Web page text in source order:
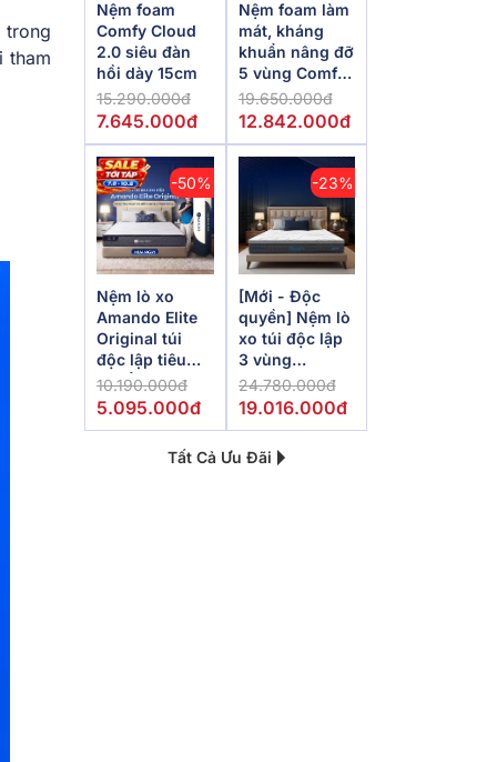
trong
tham
Nệm foam
Comfy Cloud
2.0 siêu đàn
hồi dày 15cm
15.290.000đ
7.645.000đ
Nệm foam làm
mát, kháng
khuẩn nâng đỡ
5 vùng Comfy
Lux 1.0
19.650.000đ
12.842.000đ
-50%
Nệm lò xo
Amando Elite
Original túi
độc lập tiêu
chuẩn khách
sạn 5 sao dày
10.190.000đ
5.095.000đ
-23%
[Mới - Độc
quyền] Nệm lò
xo túi độc lập
3 vùng
Dunlopillo
de.Stress
24.780.000đ
19.016.000đ
Tất Cả Ưu Đãi